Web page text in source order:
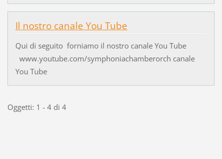
Il nostro canale You Tube
Qui di seguito forniamo il nostro canale You Tube
www.youtube.com/symphoniachamberorch canale
You Tube
Oggetti: 1 - 4 di 4